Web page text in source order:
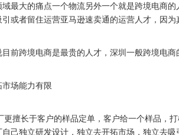
大的痛点一个物流另外一个就是跨境电商的
或者留住运营亚马逊速卖通的运营人才，因
跨境电商是最贵的人才，深圳一般跨境电商
场能力有限
长于客户的样品定单，客户给一个样品，打
己独立研发设计，独立去开拓市场，独立去